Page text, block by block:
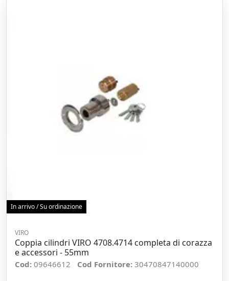
In arrivo / Su ordinazione
VIRO
Coppia cilindri VIRO 4708.4714 completa di corazza
e accessori - 55mm
Cod: 09646612 Cod Fornitore: 30470847140000